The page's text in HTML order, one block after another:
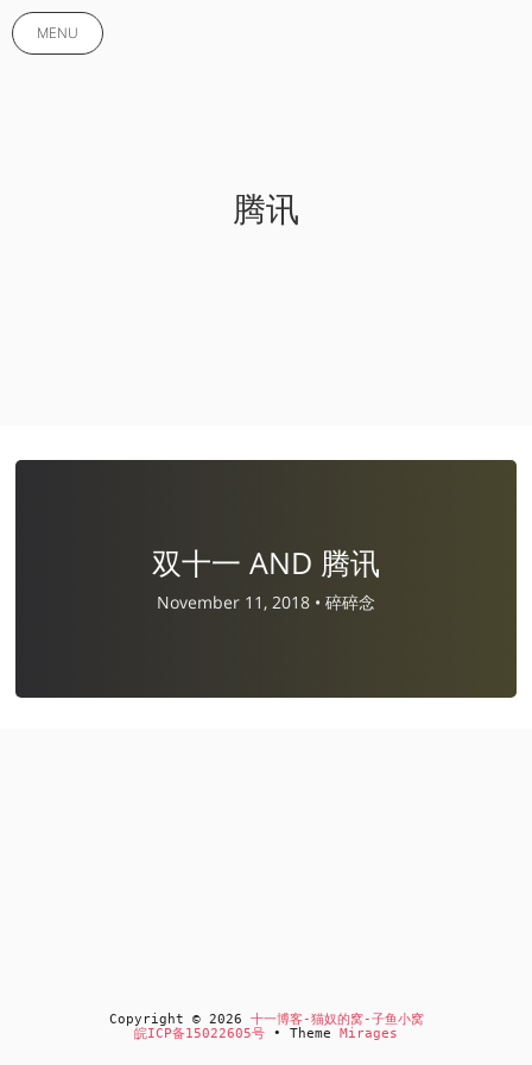
MENU
腾讯
双十一 AND 腾讯
November 11, 2018 • 碎碎念
Copyright © 2026 十一博客-猫奴的窝-子鱼小窝
皖ICP备15022605号 • Theme Mirages